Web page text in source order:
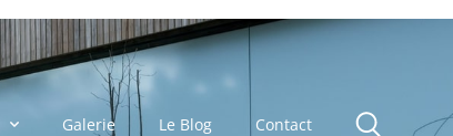
Galerie Le Blog Contact